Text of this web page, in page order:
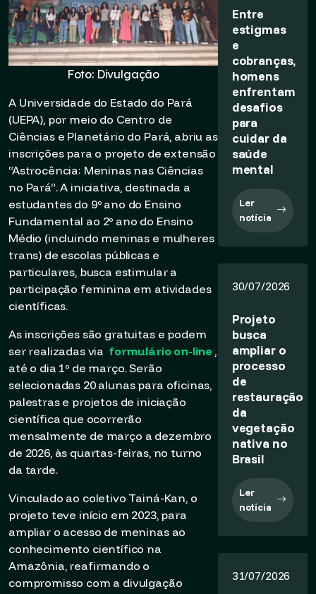
Foto: Divulgação
A Universidade do Estado do Pará
(UEPA), por meio do Centro de
Ciências e Planetário do Pará, abriu as
inscrições para o projeto de extensão
“Astrocência: Meninas nas Ciências
no Pará”. A iniciativa, destinada a
estudantes do 9º ano do Ensino
Fundamental ao 2º ano do Ensino
Médio (incluindo meninas e mulheres
trans) de escolas públicas e
particulares, busca estimular a
participação feminina em atividades
científicas.
As inscrições são gratuitas e podem
ser realizadas via formulário on-line ,
até o dia 1º de março. Serão
selecionadas 20 alunas para oficinas,
palestras e projetos de iniciação
científica que ocorrerão
mensalmente de março a dezembro
de 2026, às quartas-feiras, no turno
da tarde.
Vinculado ao coletivo Tainá-Kan, o
projeto teve início em 2023, para
ampliar o acesso de meninas ao
conhecimento científico na
Amazônia, reafirmando o
compromisso com a divulgação
Entre
estigmas
e
cobranças,
homens
enfrentam
desafios
para
cuidar da
saúde
mental
Ler
notícia
30/07/2026
Projeto
busca
ampliar o
processo
de
restauração
da
vegetação
nativa no
Brasil
Ler
notícia
31/07/2026